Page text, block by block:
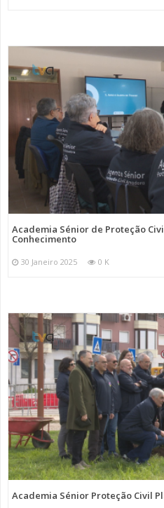
Academia Sénior de Proteção
Conhecimento
30 Janeiro 2025 0 K
Academia Sénior Proteção Civil